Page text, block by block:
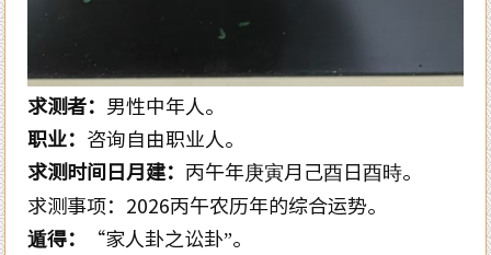
求测者： 男性中年人。
职业： 咨询自由职业人。
求测时间日月建： 丙午年庚寅月己酉日酉時。
求测事项： 2026丙午农历年的综合运势。
遁得：
“家人卦之讼卦”。